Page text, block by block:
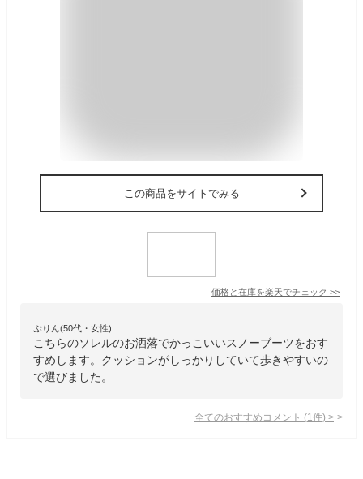
この商品をサイトでみる
価格と在庫を楽天でチェック >>
ぷりん(50代・女性)
こちらのソレルのお洒落でかっこいいスノーブーツをおす
すめします。クッションがしっかりしていて歩きやすいの
で選びました。
全てのおすすめコメント (1 件) >